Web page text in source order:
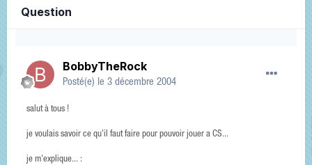
Question
BobbyTheRock
Posté(e) le 3 décembre 2004
salut à tous !
je voulais savoir ce qu'il faut faire pour pouvoir jouer a CS...
je m'explique... :